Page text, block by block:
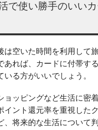
で使い勝手のいい
は空いた時間を利用して
あれば、カードに付帯す
いる方がいいでしょう。
ョッピングなど生活に密
イント還元率を重視した
、将来的な生活について